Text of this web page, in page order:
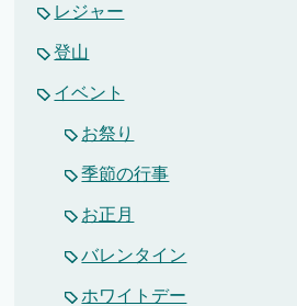
レジャー
登山
イベント
お祭り
季節の行事
お正月
バレンタイン
ホワイトデー